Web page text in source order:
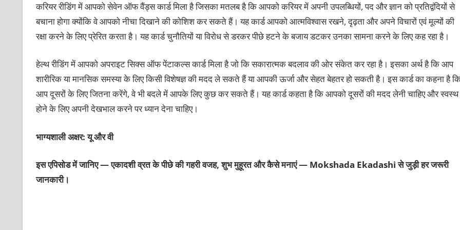
करियर रीडिंग में आपको सेवेन ऑफ वैंड्स कार्ड मिला है जिसका मतलब है कि आपको करियर में अपनी उपलब्धियों, पद और ज्ञान को प्रतिद्वंदियों से
बचाना होगा क्‍योंकि वे आपको नीचा दिखाने की कोशिश कर सकते हैं। यह कार्ड आपको आत्‍मविश्‍वास रखने, दृढ़ता और अपने विचारों एवं मूल्‍यों की
रक्षा करने के लिए प्रेरित करता है। यह कार्ड चुनौतियों या विरोध से डरकर पीछे हटने के बजाय डटकर उनका सामना करने के लिए कह रहा है।
हेल्‍थ रीडिंग में आपको अपराइट सिक्‍स ऑफ पेंटाकल्‍स कार्ड मिला है जो कि सकारात्‍मक बदलाव की ओर संकेत कर रहा है। इसका अर्थ है कि आप
शारीरिक या मानसिक समस्‍या के लिए किसी विशेषज्ञ की मदद ले सकते हैं या आपकी ऊर्जा और सेहत बेहतर हो सकती है। इस कार्ड का कहना है
आप दूसरों के लिए जितना करेंगे, वे भी बदले में आपके लिए कुछ कर सकते हैं। यह कार्ड कहता है कि आपको दूसरों की मदद लेनी चाहिए और स्‍वस्‍थ
होने के लिए अपनी देखभाल करने पर ध्‍यान देना चाहिए।
भाग्‍यशाली अक्षर: यू और वी
इस एपिसोड में जानिए — एकादशी व्रत के पीछे की गहरी वजह, शुभ मुहूरत और कैसे मनाएं — Mokshada Ekadashi से जुड़ी हर जरूरी
जानकारी।